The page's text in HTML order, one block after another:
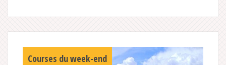
Courses du week-end